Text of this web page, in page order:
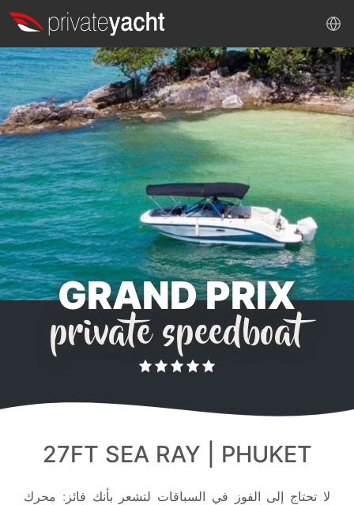
GRAND PRIX
private speedboat
27FT SEA RAY | PHUKET
لا تحتاج إلى الفوز في السباقات لتشعر بأنك فائز: محرك